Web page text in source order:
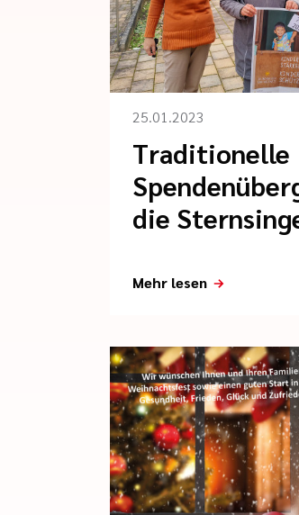
25.01.2023
Traditionelle
die
Mehr lesen